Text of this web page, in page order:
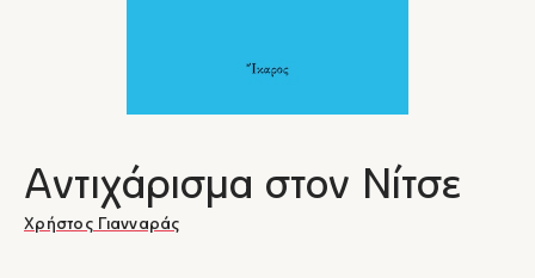
Αντιχάρισμα στον Νίτσε
Χρήστος Γιανναράς